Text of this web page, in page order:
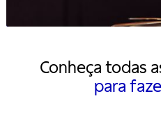
Conheça todas
para